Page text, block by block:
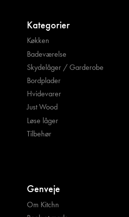
Kategorier
Køkken
Badeværelse
Skydelåger / Garderobe
Bordplader
Hvidevarer
Just Wood
Løse låger
Tilbehør
Genveje
Om Kitchn